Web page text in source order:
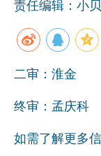
责任编辑：小贝
二审：淮金
终审：孟庆科
如需了解更多